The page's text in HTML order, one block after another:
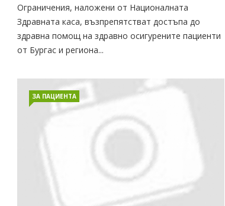
Ограничения, наложени от Националната
Здравната каса, възпрепятстват достъпа до
здравна помощ на здравно осигурените пациенти
от Бургас и региона...
ЗА ПАЦИЕНТА